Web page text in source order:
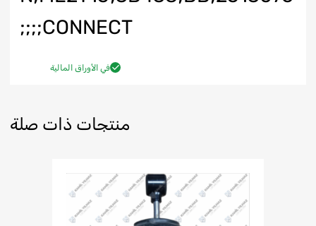
;CONNECT;;;
في الأوراق المالية
منتجات ذات صلة